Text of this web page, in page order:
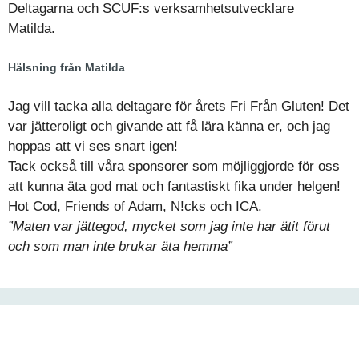
Deltagarna och SCUF:s verksamhetsutvecklare
Matilda.
Hälsning från Matilda
Jag vill tacka alla deltagare för årets Fri Från Gluten! Det
var jätteroligt och givande att få lära känna er, och jag
hoppas att vi ses snart igen!
Tack också till våra sponsorer som möjliggjorde för oss
att kunna äta god mat och fantastiskt fika under helgen!
Hot Cod, Friends of Adam, N!cks och ICA.
”Maten var jättegod, mycket som jag inte har ätit förut
och som man inte brukar äta hemma”